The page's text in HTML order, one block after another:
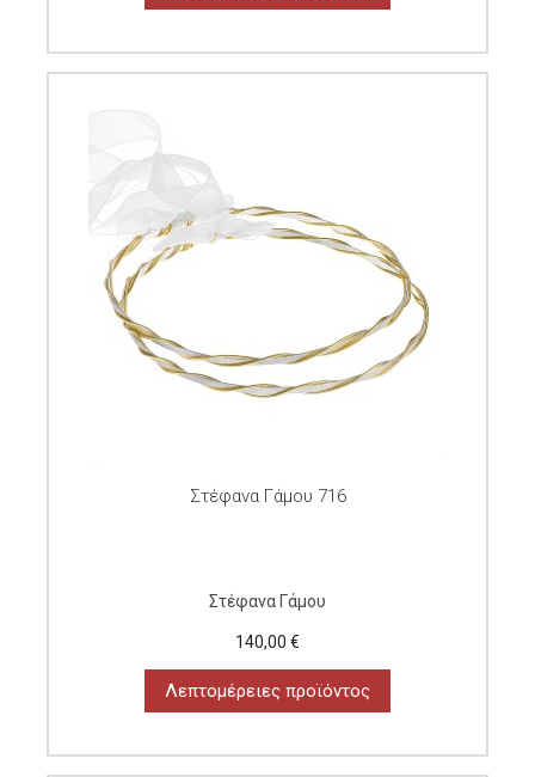
Στέφανα Γάμου 716
Στέφανα Γάμου
140,00 €
Λεπτομέρειες προϊόντος